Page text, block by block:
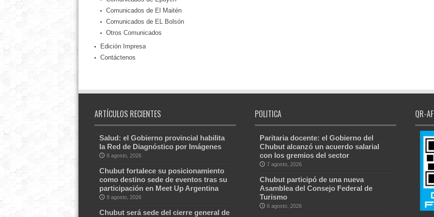
Comunicados de El Maitén
Comunicados de EL Bolsón
Otros Comunicados
Edición Impresa
Contáctenos
ARTÍCULOS RECIENTES
Salud: el Gobierno provincial habilita
la Red de Diagnóstico por Imágenes
8 agosto, 2026
Chubut fortalece su posicionamiento
como destino sede de eventos tras su
participación en Meet Up Argentina
8 agosto, 2026
Chubut será sede del cierre general de
POLITICA
Paritaria docente: el Gobierno del
Chubut alcanzó un acuerdo salarial
con los gremios del sector
7 agosto, 2026
Chubut participó de una nueva
Asamblea del Consejo Federal de
Turismo
6 agosto, 2026
QR-